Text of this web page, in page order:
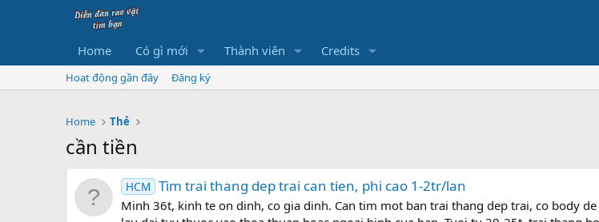
Home Có gì mới Thành viên Credits
Hoạt động gần đây Đăng ký
Home Thẻ
cần tiền
HCM Tìm trai thang dep trai can tien, phi cao 1-2tr/lan
Minh 36t, kinh te on dinh, co gia dinh. Can tim mot ban trai thang dep trai, co body